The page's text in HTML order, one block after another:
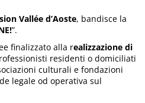
Vallée d’Aoste, bandisce la
”.
finalizzato alla realizzazione di
residenti o domiciliati
culturali e fondazioni
legale od operativa sul